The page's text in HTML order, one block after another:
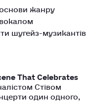
жанру
шугейз-музикантів
That Celebrates
Стівом
один одного,